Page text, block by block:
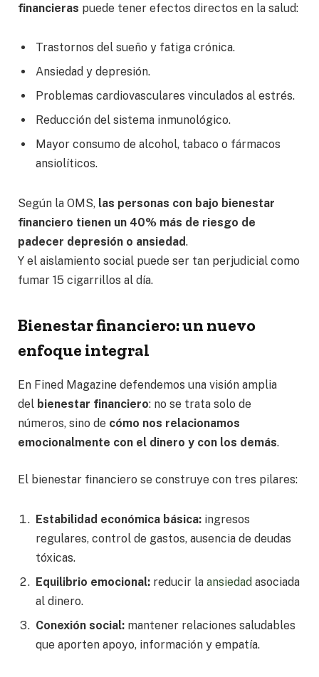
financieras puede tener efectos directos en la salud:
Trastornos del sueño y fatiga crónica.
Ansiedad y depresión.
Problemas cardiovasculares vinculados al estrés.
Reducción del sistema inmunológico.
Mayor consumo de alcohol, tabaco o fármacos
ansiolíticos.
Según la OMS, las personas con bajo bienestar
financiero tienen un 40% más de riesgo de
padecer depresión o ansiedad.
Y el aislamiento social puede ser tan perjudicial como
fumar 15 cigarrillos al día.
Bienestar financiero: un nuevo
enfoque integral
En Fined Magazine defendemos una visión amplia
del bienestar financiero: no se trata solo de
números, sino de cómo nos relacionamos
emocionalmente con el dinero y con los demás.
El bienestar financiero se construye con tres pilares:
Estabilidad económica básica: ingresos
regulares, control de gastos, ausencia de deudas
tóxicas.
Equilibrio emocional: reducir la ansiedad asociada
al dinero.
Conexión social: mantener relaciones saludables
que aporten apoyo, información y empatía.